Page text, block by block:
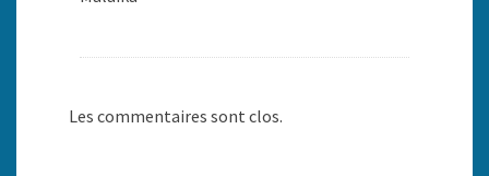
Les commentaires sont clos.